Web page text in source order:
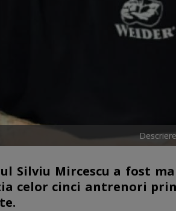
Silviu Mircescu a fost
celor cinci antrenori